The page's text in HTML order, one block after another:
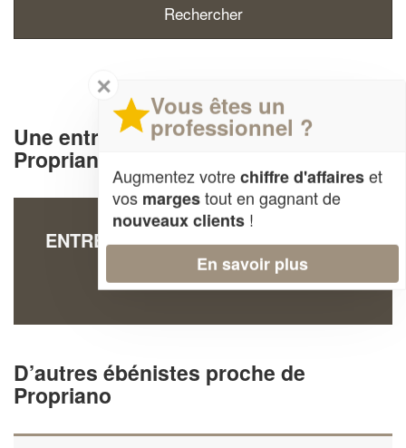
Une entreprise d' ébénisterie à
Propriano (20110)
ENTREPRISE CARCY MARIE-PIERRE
Rue Charles Tomasini
20110 Propriano
D’autres ébénistes proche de
Propriano
✕
Vous êtes un
professionnel ?
Augmentez votrechiffre d'affaireset
vos margestout en gagnant de
nouveaux clients !
En savoir plus